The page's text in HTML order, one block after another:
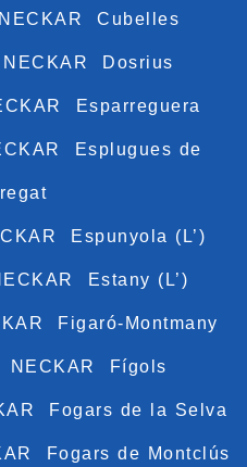
Cubelles
Dosrius
Esparreguera
Esplugues de
Espunyola (L’)
Estany (L’)
Figaró-Montmany
NECKAR Fígols
Fogars de la Selva
Fogars de Montclús